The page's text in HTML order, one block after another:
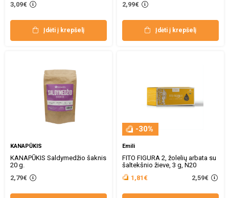
3,09€
Įdėti į krepšelį
2,99€
Įdėti į krepšelį
KANAPŪKIS
KANAPŪKIS Saldymedžio šaknis
20 g.
2,79€
-30%
Emili
FITO FIGURA 2, žolelių arbata su
šaltekšnio žieve, 3 g, N20
1,81€
2,59€